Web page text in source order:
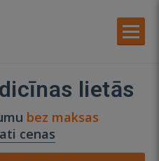
lietās
bez maksas
cenas